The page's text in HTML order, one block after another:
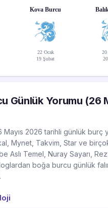
Kova Burcu
22 Ocak
19 Şubat
20
Günlük Yorumu (26
2026 tarihli günlük burç
Mynet, Takvim, Star ve
Aslı Temel, Nuray Sayarı,
boğa burcu günlük